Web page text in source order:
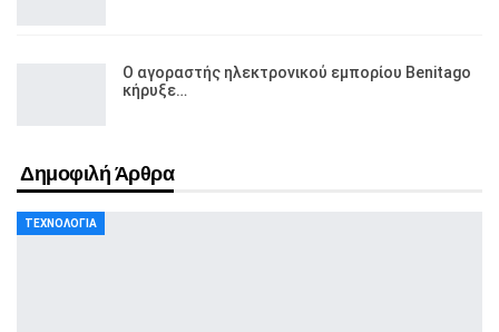
Ο αγοραστής ηλεκτρονικού εμπορίου Benitago
κήρυξε…
Δημοφιλή Άρθρα
ΤΕΧΝΟΛΟΓΊΑ